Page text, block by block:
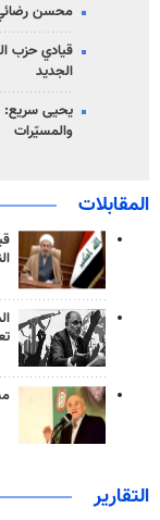
محسن
قيادي حزب
الجديد
يحيى سريع:
والمسيّرات
المقابلات
التقارير